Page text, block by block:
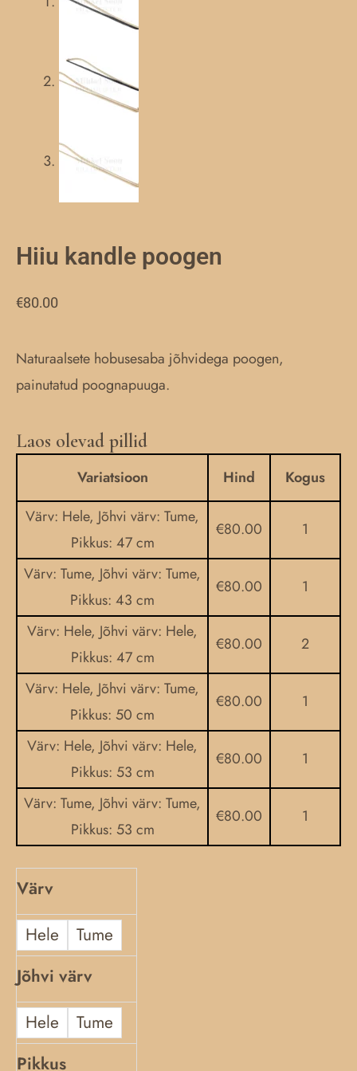
Hiiu kandle poogen
€80.00
Naturaalsete hobusesaba jõhvidega poogen,
painutatud poognapuuga.
Laos olevad pillid
Variatsioon Hind
Kogus
Värv: Hele, Jõhvi värv: Tume,
Pikkus: 47 cm
€80.00 1
Värv: Tume, Jõhvi värv: Tume,
Pikkus: 43 cm
€80.00 1
Värv: Hele, Jõhvi värv: Hele,
Pikkus: 47 cm
€80.00 2
Värv: Hele, Jõhvi värv: Tume,
Pikkus: 50 cm
€80.00 1
Värv: Hele, Jõhvi värv: Hele,
Pikkus: 53 cm
€80.00 1
Värv: Tume, Jõhvi värv: Tume,
Pikkus: 53 cm
€80.00 1
Värv
Hele
Tume
Jõhvi värv
Hele
Tume
Pikkus
Hiiu
kogus